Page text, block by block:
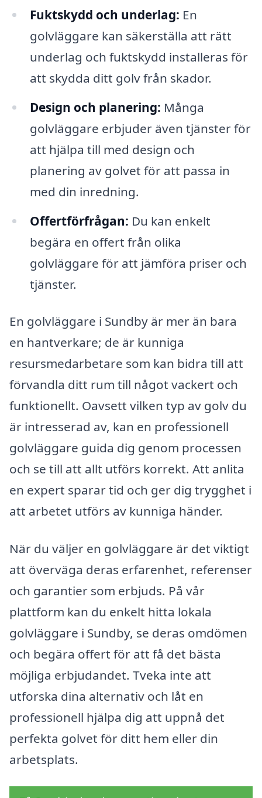
Fuktskydd och underlag: En
golvläggare kan säkerställa att rätt
underlag och fuktskydd installeras för
att skydda ditt golv från skador.
Design och planering: Många
golvläggare erbjuder även tjänster för
att hjälpa till med design och
planering av golvet för att passa in
med din inredning.
Offertförfrågan: Du kan enkelt
begära en offert från olika
golvläggare för att jämföra priser och
tjänster.
En golvläggare i Sundby är mer än bara
en hantverkare; de är kunniga
resursmedarbetare som kan bidra till att
förvandla ditt rum till något vackert och
funktionellt. Oavsett vilken typ av golv du
är intresserad av, kan en professionell
golvläggare guida dig genom processen
och se till att allt utförs korrekt. Att anlita
en expert sparar tid och ger dig trygghet i
att arbetet utförs av kunniga händer.
När du väljer en golvläggare är det viktigt
att överväga deras erfarenhet, referenser
och garantier som erbjuds. På vår
plattform kan du enkelt hitta lokala
golvläggare i Sundby, se deras omdömen
och begära offert för att få det bästa
möjliga erbjudandet. Tveka inte att
utforska dina alternativ och låt en
professionell hjälpa dig att uppnå det
perfekta golvet för ditt hem eller din
arbetsplats.